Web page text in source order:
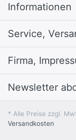
Informationen
Service,
Firma,
Newsletter
* Alle Preise zzgl.
Versandkosten